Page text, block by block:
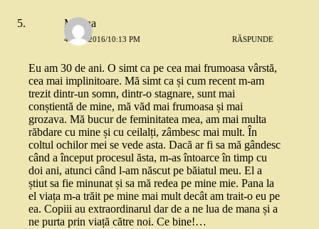
Marina
4 MAI 2016/10:13 PM RĂSPUNDE
Eu am 30 de ani. O simt ca pe cea mai frumoasa vârstă,
cea mai implinitoare. Mă simt ca și cum recent m-am
trezit dintr-un somn, dintr-o stagnare, sunt mai
conștientă de mine, mă văd mai frumoasa și mai
grozava. Mă bucur de feminitatea mea, am mai multa
răbdare cu mine și cu ceilalți, zâmbesc mai mult. În
coltul ochilor mei se vede asta. Dacă ar fi sa mă gândesc
când a început procesul ăsta, m-as întoarce în timp cu
doi ani, atunci când l-am născut pe băiatul meu. El a
știut sa fie minunat și sa mă redea pe mine mie. Pana la
el viața m-a trăit pe mine mai mult decât am trait-o eu pe
ea. Copiii au extraordinarul dar de a ne lua de mana și a
ne purta prin viață către noi. Ce bine!…